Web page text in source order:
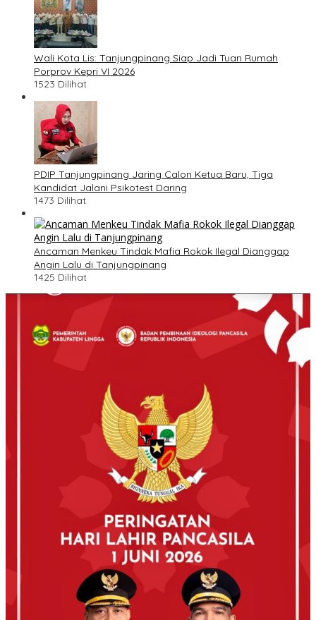
Wali Kota Lis: Tanjungpinang Siap Jadi Tuan Rumah
Porprov Kepri VI 2026
1523 Dilihat
PDIP Tanjungpinang Jaring Calon Ketua Baru, Tiga
Kandidat Jalani Psikotest Daring
1473 Dilihat
Ancaman Menkeu Tindak Mafia Rokok Ilegal Dianggap
Angin Lalu di Tanjungpinang
1425 Dilihat